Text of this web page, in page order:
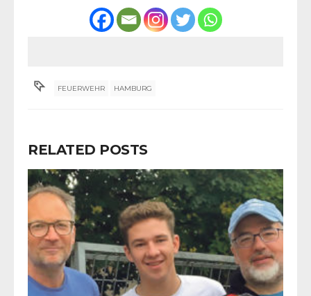
FEUERWEHR HAMBURG
RELATED POSTS